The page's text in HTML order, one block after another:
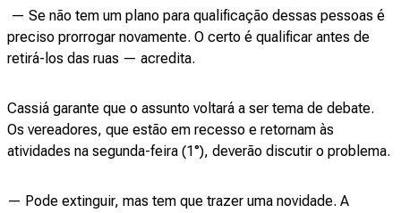
— Se não tem um plano para qualificação dessas pessoas é
preciso prorrogar novamente. O certo é qualificar antes de
retirá-los das ruas — acredita.
Cassiá garante que o assunto voltará a ser tema de debate.
Os vereadores, que estão em recesso e retornam às
atividades na segunda-feira (1°), deverão discutir o problema.
­— Pode extinguir, mas tem que trazer uma novidade. A